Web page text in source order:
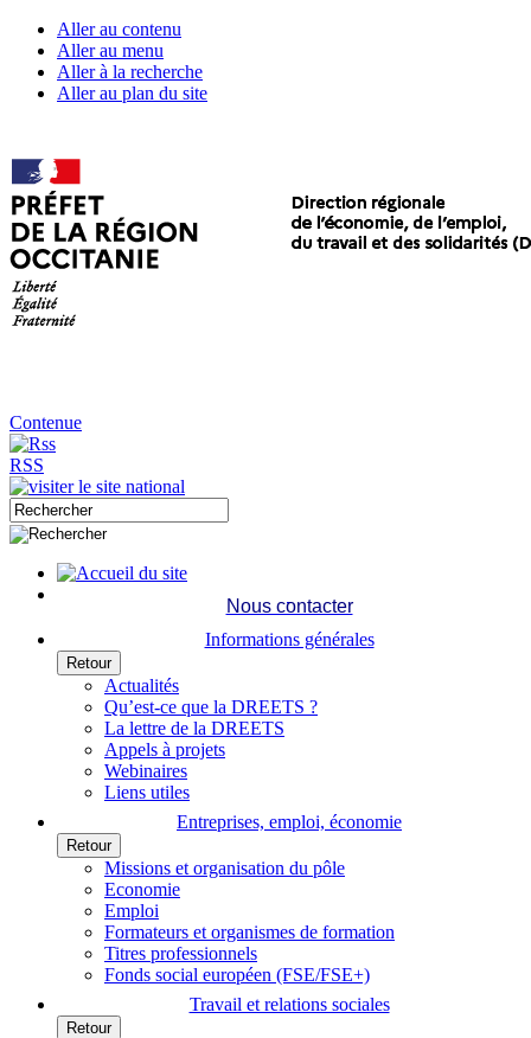
Aller au contenu
Aller au menu
Aller à la recherche
Aller au plan du site
Contenue
RSS
Nous contacter
Informations générales
Retour
Actualités
Qu’est-ce que la DREETS ?
La lettre de la DREETS
Appels à projets
Webinaires
Liens utiles
Entreprises, emploi, économie
Retour
Missions et organisation du pôle
Economie
Emploi
Formateurs et organismes de formation
Titres professionnels
Fonds social européen (FSE/FSE+)
Travail et relations sociales
Retour